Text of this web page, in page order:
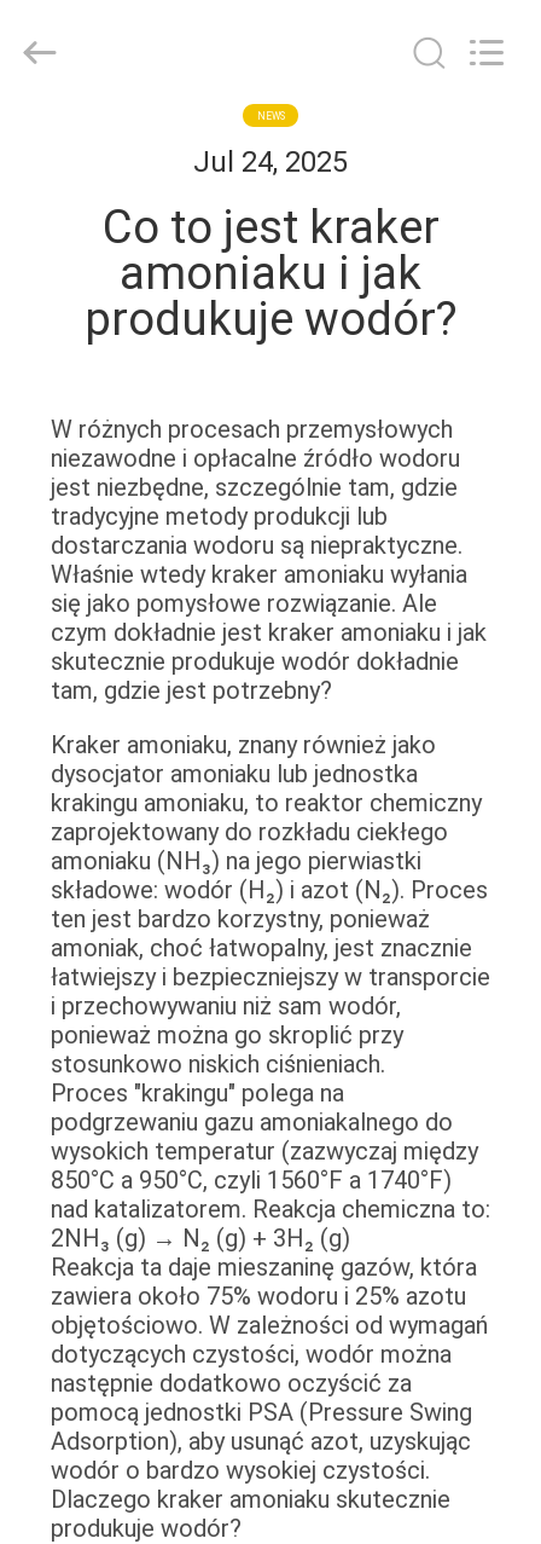
PRODUKTY
FABRYCZNA
KONTROLA
JAKOŚCI
SKONTAKTUJ
NAMI
AKTUALNOŚCI
PRZYPADKI
POPROŚ
O
WYCENĘ
NEWS
SITEMAP
POLITYKA
PRYWATNOŚCI
Technology
Co.,Ltd.
NEWS
Jul 24, 2025
Co to jest kraker
amoniaku i jak
produkuje wodór?
W różnych procesach przemysłowych
niezawodne i opłacalne źródło wodoru
jest niezbędne, szczególnie tam, gdzie
tradycyjne metody produkcji lub
dostarczania wodoru są niepraktyczne.
Właśnie wtedy kraker amoniaku wyłania
się jako pomysłowe rozwiązanie. Ale
czym dokładnie jest kraker amoniaku i jak
skutecznie produkuje wodór dokładnie
tam, gdzie jest potrzebny?
Kraker amoniaku, znany również jako
dysocjator amoniaku lub jednostka
krakingu amoniaku, to reaktor chemiczny
zaprojektowany do rozkładu ciekłego
amoniaku (NH₃) na jego pierwiastki
składowe: wodór (H₂) i azot (N₂). Proces
ten jest bardzo korzystny, ponieważ
amoniak, choć łatwopalny, jest znacznie
łatwiejszy i bezpieczniejszy w transporcie
i przechowywaniu niż sam wodór,
ponieważ można go skroplić przy
stosunkowo niskich ciśnieniach.
Proces "krakingu" polega na
podgrzewaniu gazu amoniakalnego do
wysokich temperatur (zazwyczaj między
850°C a 950°C, czyli 1560°F a 1740°F)
nad katalizatorem. Reakcja chemiczna to:
2NH₃ (g) → N₂ (g) + 3H₂ (g)
Reakcja ta daje mieszaninę gazów, która
zawiera około 75% wodoru i 25% azotu
objętościowo. W zależności od wymagań
dotyczących czystości, wodór można
następnie dodatkowo oczyścić za
pomocą jednostki PSA (Pressure Swing
Adsorption), aby usunąć azot, uzyskując
wodór o bardzo wysokiej czystości.
Dlaczego kraker amoniaku skutecznie
produkuje wodór?